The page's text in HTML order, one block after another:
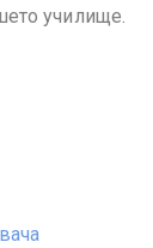
училище.